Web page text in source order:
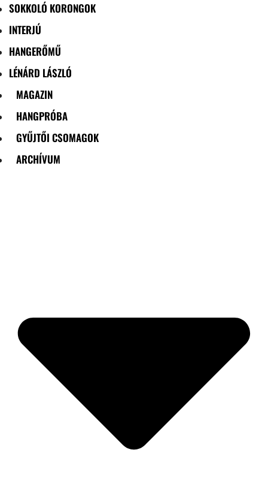
SOKKOLÓ KORONGOK
INTERJÚ
HANGERŐMŰ
LÉNÁRD LÁSZLÓ
MAGAZIN
HANGPRÓBA
GYŰJTŐI CSOMAGOK
ARCHÍVUM